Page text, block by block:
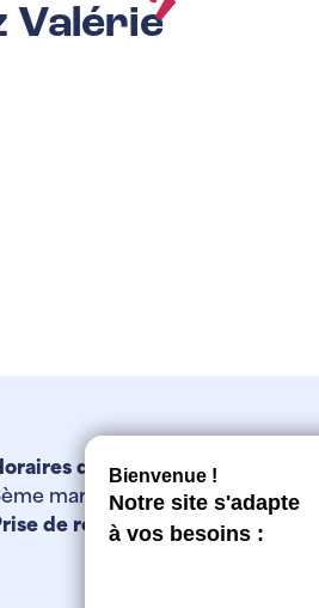
Valérie
d'ouverture :
mardi de chaque mois de
de rendez-vous :sans